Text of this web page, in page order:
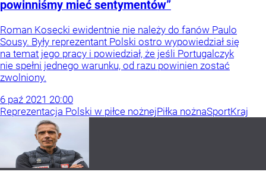
powinniśmy mieć sentymentów”
Roman Kosecki ewidentnie nie należy do fanów Paulo
Sousy. Były reprezentant Polski ostro wypowiedział się
na temat jego pracy i powiedział, że jeśli Portugalczyk
nie spełni jednego warunku, od razu powinien zostać
zwolniony.
6 paź 2021 20:00
Reprezentacja Polski w piłce nożnejPiłka nożnaSportKraj